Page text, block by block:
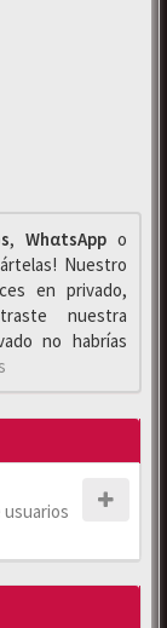
, WhαtsAppo
Nuestro
en privado,
nuestra
no habrías